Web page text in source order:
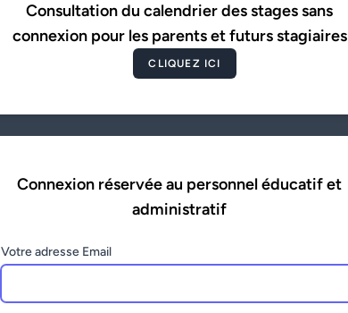
Consultation du calendrier des stages sans
connexion pour les parents et futurs stagiaires
CLIQUEZ ICI
Connexion réservée au personnel éducatif et
administratif
Votre adresse Email